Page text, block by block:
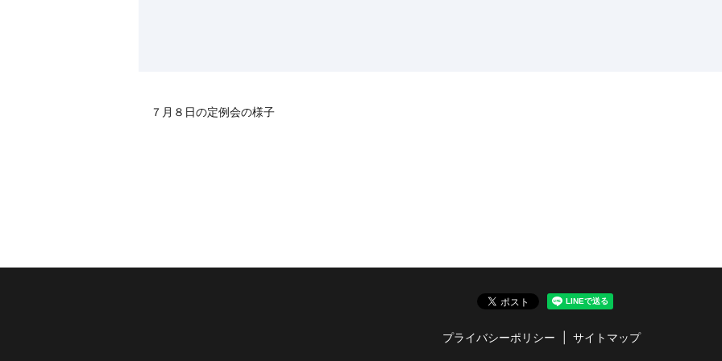
７月８日の定例会の様子
プライバシーポリシー サイトマップ